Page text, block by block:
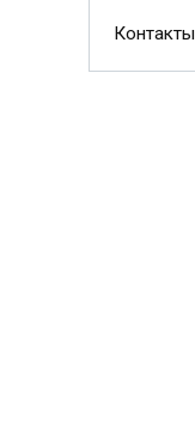
Контакты